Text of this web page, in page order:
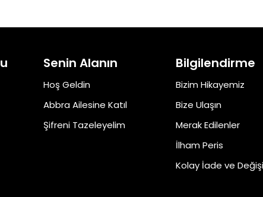
Senin Alanın
Hoş Geldin
Abbra Ailesine Katıl
Şifreni Tazeleyelim
Bilgilendirme
Bizim Hikayemiz
Bize Ulaşın
Merak Edilenler
İlham Peris
Kolay İade ve